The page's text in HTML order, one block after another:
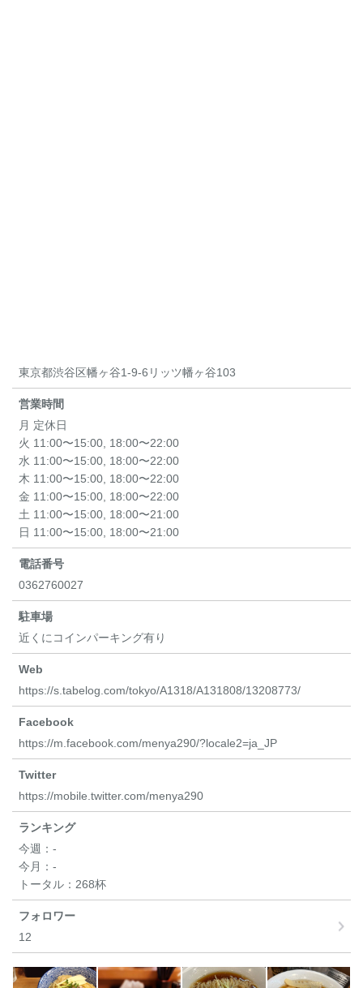
東京都渋谷区幡ヶ谷1-9-6リッツ幡ヶ谷103
営業時間
月 定休日
火 11:00〜15:00, 18:00〜22:00
水 11:00〜15:00, 18:00〜22:00
木 11:00〜15:00, 18:00〜22:00
金 11:00〜15:00, 18:00〜22:00
土 11:00〜15:00, 18:00〜21:00
日 11:00〜15:00, 18:00〜21:00
電話番号
0362760027
駐車場
近くにコインパーキング有り
Web
https://s.tabelog.com/tokyo/A1318/A131808/13208773/
Facebook
https://m.facebook.com/menya290/?locale2=ja_JP
Twitter
https://mobile.twitter.com/menya290
ランキング
今週： -
今月： -
トータル： 268杯
フォロワー
12